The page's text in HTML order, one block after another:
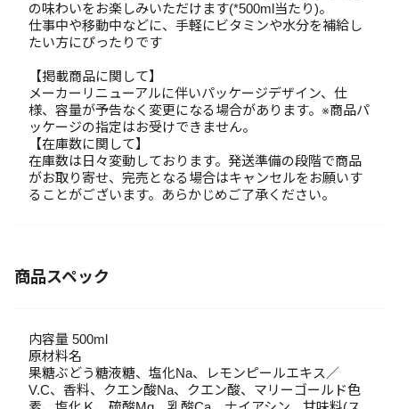
の味わいをお楽しみいただけます(*500ml当たり)。
仕事中や移動中などに、手軽にビタミンや水分を補給し
たい方にぴったりです
【掲載商品に関して】
メーカーリニューアルに伴いパッケージデザイン、仕
様、容量が予告なく変更になる場合があります。※商品パ
ッケージの指定はお受けできません。
【在庫数に関して】
在庫数は日々変動しております。発送準備の段階で商品
がお取り寄せ、完売となる場合はキャンセルをお願いす
ることがございます。あらかじめご了承ください。
商品スペック
内容量 500ml
原材料名
果糖ぶどう糖液糖、塩化Na、レモンピールエキス／
V.C、香料、クエン酸Na、クエン酸、マリーゴールド色